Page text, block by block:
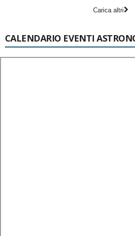
Carica altri
CALENDARIO EVENTI